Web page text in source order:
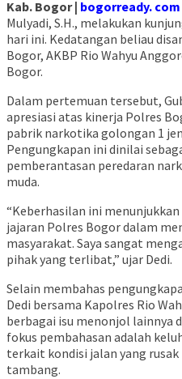
Kab. Bogor | bogorready. com
Mulyadi, S.H., melakukan
hari ini. Kedatangan beliau
Bogor, AKBP Rio Wahyu
Bogor.
Dalam pertemuan tersebut,
apresiasi atas kinerja Polres
pabrik narkotika golongan 1
Pengungkapan ini dinilai
pemberantasan peredaran
muda.
“Keberhasilan ini
jajaran Polres Bogor dalam
masyarakat. Saya sangat
pihak yang terlibat,” ujar Dedi.
Selain membahas
Dedi bersama Kapolres Rio
berbagai isu menonjol lainnya
fokus pembahasan adalah
terkait kondisi jalan yang
tambang.